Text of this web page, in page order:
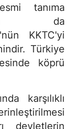
tanıma
da
KKTC'yi
Türkiye
köprü
karşılıklı
devletlerin